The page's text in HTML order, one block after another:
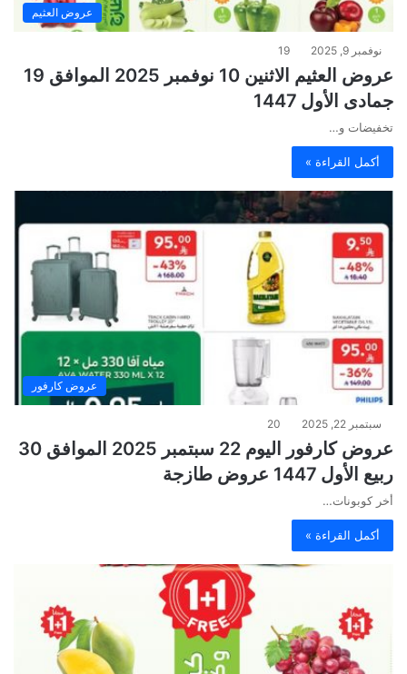
عروض العثيم
نوفمبر 9, 2025 19
عروض العثيم الاثنين 10 نوفمبر 2025 الموافق 19
جمادى الأول 1447
تخفيضات و…
أكمل القراءة »
عروض كارفور
سبتمبر 22, 2025 20
عروض كارفور اليوم 22 سبتمبر 2025 الموافق 30
ربيع الأول 1447 عروض طازجة
أخر كوبونات…
أكمل القراءة »